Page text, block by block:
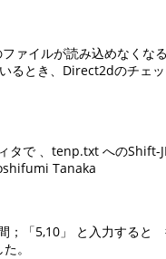
ァイルが読み込めなくな
るとき、Direct2dのチェ
タで 、tenp.txt へのShift-
Tanaka
；「5,10」 と入力する
。